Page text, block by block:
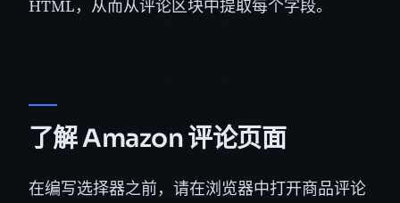
HTML，从而从评论区块中提取每个字段。
了解 Amazon 评论页面
在编写选择器之前，请在浏览器中打开商品评论